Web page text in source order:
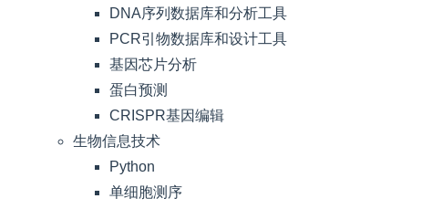
DNA序列数据库和分析工具
PCR引物数据库和设计工具
基因芯片分析
蛋白预测
CRISPR基因编辑
生物信息技术
Python
单细胞测序